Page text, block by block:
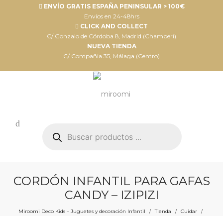
ENVÍO GRATIS ESPAÑA PENINSULAR > 100€
Envíos en 24-48hrs
CLICK AND COLLECT
C/ Gonzalo de Córdoba 8, Madrid (Chamberí)
NUEVA TIENDA
C/ Compañia 35, Málaga (Centro)
productos
CORDÓN INFANTIL PARA GAFAS
CANDY – IZIPIZI
Miroomi Deco Kids – Juguetes y decoración Infantil / Tienda / Cuidar /